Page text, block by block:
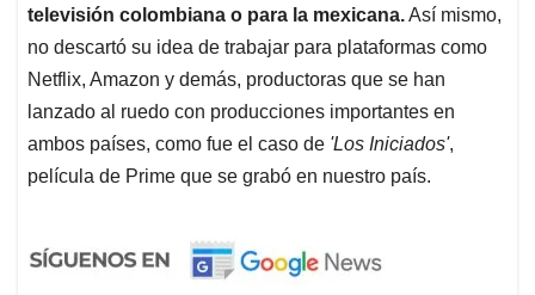
televisión colombiana o para la mexicana.Así mismo,
no descartó su idea de trabajar para plataformas como
Netflix, Amazon y demás, productoras que se han
lanzado al ruedo con producciones importantes en
ambos países, como fue el caso de 'Los Iniciados',
película de Prime que se grabó en nuestro país.